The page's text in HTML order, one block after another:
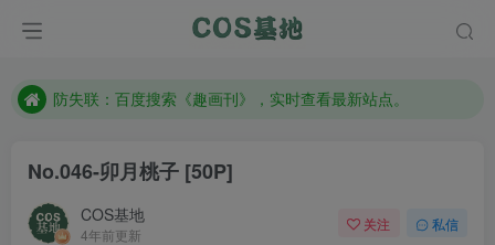
现在遇到数据丢失，售后QQ:772334847
防失联：百度搜索《趣画刊》，实时查看最新站点。
No.046-卯月桃子 [50P]
COS基地
4年前更新
关注 私信